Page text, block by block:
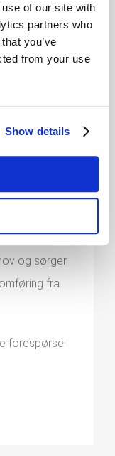
of our site with
partners who
you’ve
from your use
Show details
for å
off,
Vi
og sørger
fra
forespørsel